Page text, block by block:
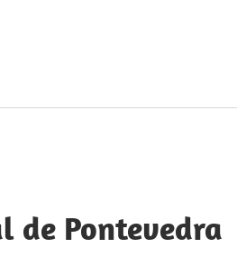
de Pontevedra